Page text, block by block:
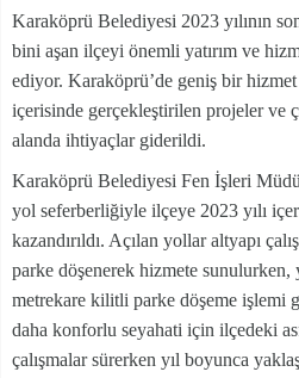
Karaköprü Belediyesi 2023 yılının
bini aşan ilçeyi önemli yatırım ve
ediyor. Karaköprü’de geniş bir
içerisinde gerçekleştirilen projeler ve
alanda ihtiyaçlar giderildi.
Karaköprü Belediyesi Fen İşleri
yol seferberliğiyle ilçeye 2023 yılı
kazandırıldı. Açılan yollar altyapı
parke döşenerek hizmete sunulurken,
metrekare kilitli parke döşeme işlemi
daha konforlu seyahati için ilçedeki
çalışmalar sürerken yıl boyunca